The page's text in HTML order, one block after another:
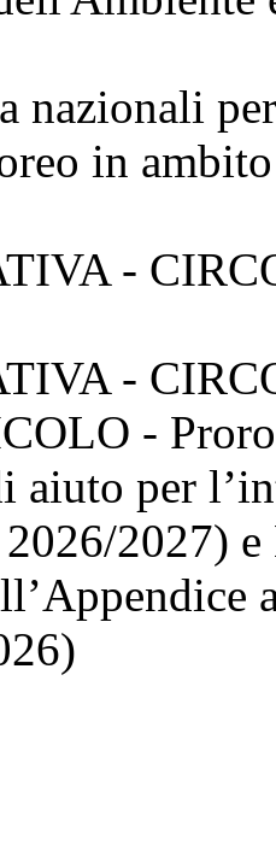
nazionali
in
-
-
-
aiuto per
2026/2027)